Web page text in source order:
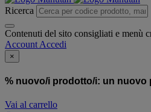
Ricerca
Contenuti del sito consigliati e menù
Account Accedi
×
% nuovo/i prodotto/i: un nuovo
Vai al carrello